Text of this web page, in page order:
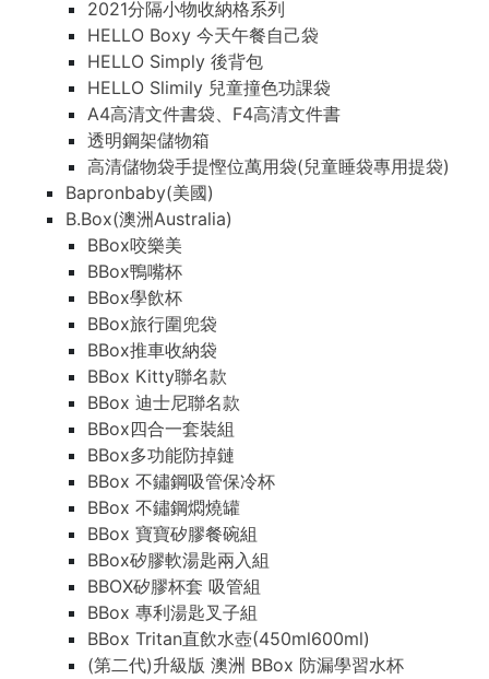
2021分隔小物收納格系列
HELLO Boxy 今天午餐自己袋
HELLO Simply 後背包
HELLO Slimily 兒童撞色功課袋
A4高清文件書袋、F4高清文件書
透明鋼架儲物箱
高清儲物袋手提慳位萬用袋(兒童睡袋專用提袋)
Bapronbaby(美國)
B.Box(澳洲Australia)
BBox咬樂美
BBox鴨嘴杯
BBox學飲杯
BBox旅行圍兜袋
BBox推車收納袋
BBox Kitty聯名款
BBox 迪士尼聯名款
BBox四合一套裝組
BBox多功能防掉鏈
BBox 不鏽鋼吸管保冷杯
BBox 不鏽鋼燜燒罐
BBox 寶寶矽膠餐碗組
BBox矽膠軟湯匙兩入組
BBOX矽膠杯套 吸管組
BBox 專利湯匙叉子組
BBox Tritan直飲水壺(450ml600ml)
(第二代)升級版 澳洲 BBox 防漏學習水杯